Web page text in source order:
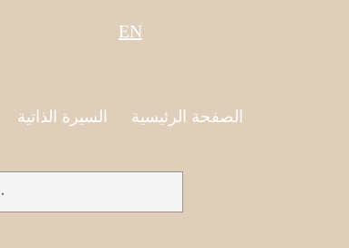
EN
الصفحة الرئيسية السيرة الذاتية